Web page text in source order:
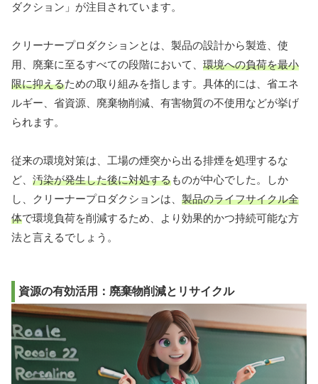
ダクション」が注目されています。
クリーナープロダクションとは、製品の設計から製造、使
用、廃棄に至るすべての段階において、 環境への負荷を最小
限に抑えるための取り組みを指します。具体的には、省エネ
ルギー、省資源、廃棄物削減、有害物質の不使用などが挙げ
られます。
従来の環境対策は、工場の煙突から出る排煙を処理するな
ど、 汚染が発生した後に対処するものが中心でした。しか
し、クリーナープロダクションは、 製品のライフサイクル全
体で環境負荷を削減するため、より効果的かつ持続可能な方
法と言えるでしょう。
資源の有効活用：廃棄物削減とリサイクル